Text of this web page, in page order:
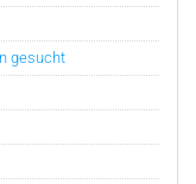
gesucht